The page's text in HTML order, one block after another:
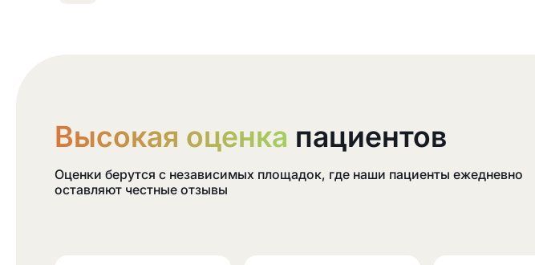
Высокая оценка пациентов
Оценки берутся с независимых площадок, где наши пациенты ежедневно
оставляют честные отзывы